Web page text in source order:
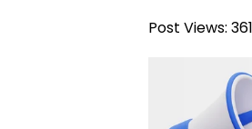
Post Views: 361